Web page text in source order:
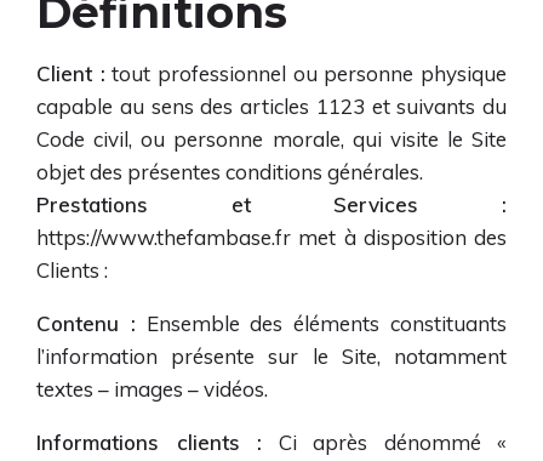
Définitions
Client : tout professionnel ou personne physique
capable au sens des articles 1123 et suivants du
Code civil, ou personne morale, qui visite le Site
objet des présentes conditions générales.
Prestations et Services :
https://www.thefambase.fr met à disposition des
Clients :
Contenu : Ensemble des éléments constituants
l’information présente sur le Site, notamment
textes – images – vidéos.
Informations clients : Ci après dénommé «